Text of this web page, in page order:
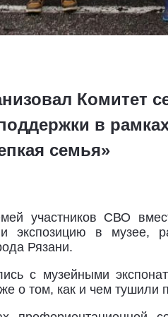
Комитет
в
семья»
участников СВО
экспозицию в музее,
Рязани.
с музейными
о том, как и чем тушили